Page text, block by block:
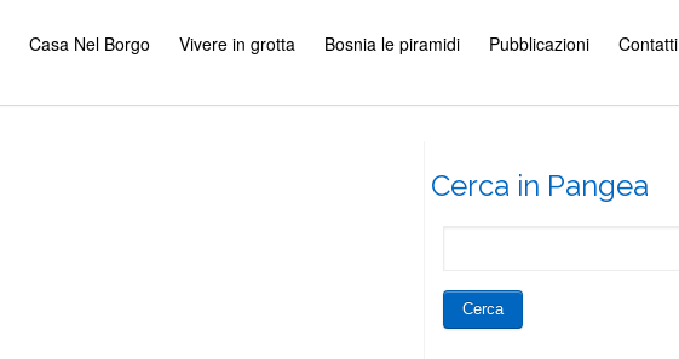
Casa Nel Borgo Vivere in grotta Bosnia le piramidi Pubblicazioni Contatti
Cerca in Pangea